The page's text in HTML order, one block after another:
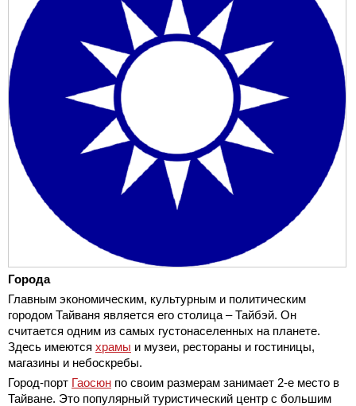
Города
Главным экономическим, культурным и политическим
городом Тайваня является его столица – Тайбэй. Он
считается одним из самых густонаселенных на планете.
Здесь имеются храмы и музеи, рестораны и гостиницы,
магазины и небоскребы.
Город-порт Гаосюн по своим размерам занимает 2-е место в
Тайване. Это популярный туристический центр с большим